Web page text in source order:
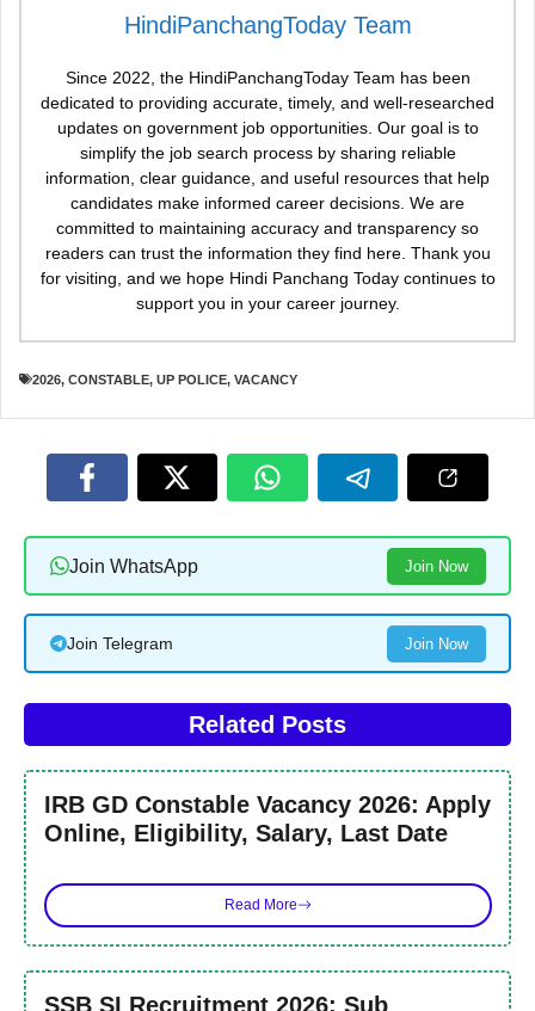
HindiPanchangToday Team
Since 2022, the HindiPanchangToday Team has been
dedicated to providing accurate, timely, and well-researched
updates on government job opportunities. Our goal is to
simplify the job search process by sharing reliable
information, clear guidance, and useful resources that help
candidates make informed career decisions. We are
committed to maintaining accuracy and transparency so
readers can trust the information they find here. Thank you
for visiting, and we hope Hindi Panchang Today continues to
support you in your career journey.
2026, CONSTABLE, UP POLICE, VACANCY
Join WhatsApp Join Now
Join Telegram Join Now
Related Posts
IRB GD Constable Vacancy 2026: Apply
Online, Eligibility, Salary, Last Date
Read More
SSB SI Recruitment 2026: Sub